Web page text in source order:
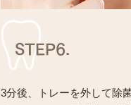
STEP6.
3分後、トレーを外して除